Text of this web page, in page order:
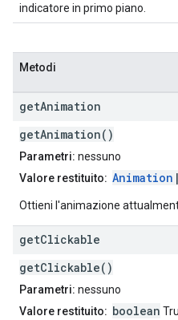
indicatore in primo piano.
Metodi
getAnimation
getAnimation()
Parametri: nessuno
Valore restituito: Animation
Ottieni l'animazione
getClickable
getClickable()
Parametri: nessuno
Valore restituito: boolean